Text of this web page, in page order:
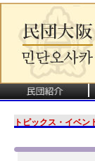
トピックス・イベン